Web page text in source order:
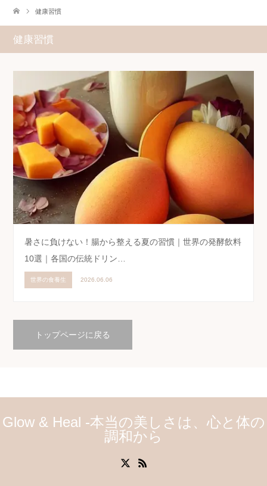
健康習慣
健康習慣
暑さに負けない！腸から整える夏の習慣｜世界の発酵飲料
10選｜各国の伝統ドリン…
世界の食養生 2026.06.06
トップページに戻る
Glow & Heal -本当の美しさは、心と体の
調和から